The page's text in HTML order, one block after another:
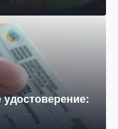
удостоверение: